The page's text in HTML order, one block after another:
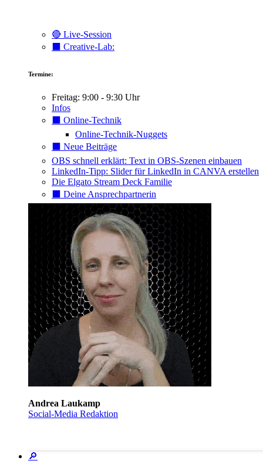
🔴 Live-Session
⬛️ Creative-Lab:
Termine:
Freitag: 9:00 - 9:30 Uhr
Infos
⬛️ Online-Technik
Online-Technik-Nuggets
⬛️ Neue Beiträge
OBS schnell erklärt: Text in OBS-Szenen einbauen
LinkedIn-Tipp: Slider für LinkedIn in CANVA erstellen
Die Elgato Stream Deck Familie
⬛️ Deine Ansprechpartnerin
Andrea Laukamp
Social-Media Redaktion
🔎